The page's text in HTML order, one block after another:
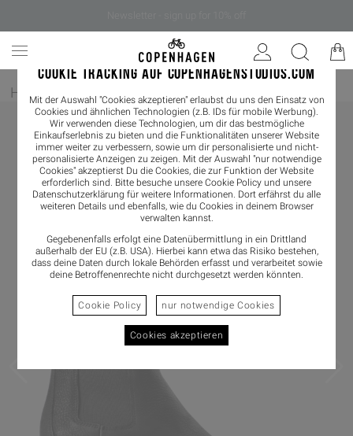
COOKIE TRACKING AUF COPENHAGENSTUDIOS.COM
Mit der Auswahl "Cookies akzeptieren" erlaubst du uns den Einsatz von
Cookies und ähnlichen Technologien (z.B. IDs für mobile Werbung).
Wir verwenden diese Technologien, um dir das bestmögliche
Einkaufserlebnis zu bieten und die Funktionalitäten unserer Website
immer weiter zu verbessern, sowie um dir personalisierte und nicht-
personalisierte Anzeigen zu zeigen. Mit der Auswahl "nur notwendige
Cookies" akzeptierst Du die Cookies, die zur Funktion der Website
erforderlich sind. Bitte besuche unsere Cookie Policy und unsere
Datenschutzerklärung für weitere Informationen. Dort erfährst du alle
weiteren Details und ebenfalls, wie du Cookies in deinem Browser
verwalten kannst.
Gegebenenfalls erfolgt eine Datenübermittlung in ein Drittland
außerhalb der EU (z.B. USA). Hierbei kann etwa das Risiko bestehen,
dass deine Daten durch lokale Behörden erfasst und verarbeitet sowie
deine Betroffenenrechte nicht durchgesetzt werden könnten.
Cookie Policy nur notwendige Cookies
Cookies akzeptieren
Home / Damen/ Boots Chelseaboot